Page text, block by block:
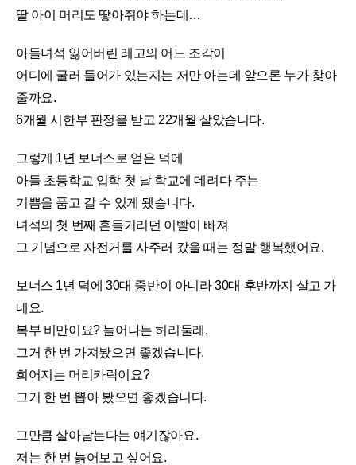
딸 아이 머리도 땋아줘야 하는데…
아들녀석 잃어버린 레고의 어느 조각이
어디에 굴러 들어가 있는지는 저만 아는데 앞으론 누가 찾아
줄까요.
6개월 시한부 판정을 받고 22개월 살았습니다.
그렇게 1년 보너스로 얻은 덕에
아들 초등학교 입학 첫 날 학교에 데려다 주는
기쁨을 품고 갈 수 있게 됐습니다.
녀석의 첫 번째 흔들거리던 이빨이 빠져
그 기념으로 자전거를 사주러 갔을 때는 정말 행복했어요.
보너스 1년 덕에 30대 중반이 아니라 30대 후반까지 살고 가
네요.
복부 비만이요? 늘어나는 허리둘레,
그거 한 번 가져봤으면 좋겠습니다.
희어지는 머리카락이요?
그거 한 번 뽑아 봤으면 좋겠습니다.
그만큼 살아남는다는 얘기잖아요.
저는 한 번 늙어보고 싶어요.